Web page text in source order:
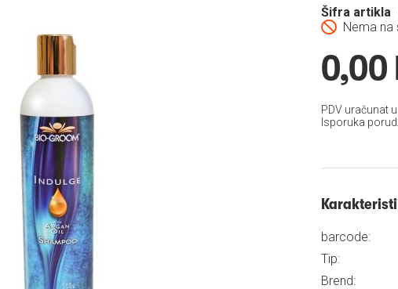
Nema na
Šifra artikla
0,00
PDV uračunat
Isporuka
barcode:
Tip:
Brend: